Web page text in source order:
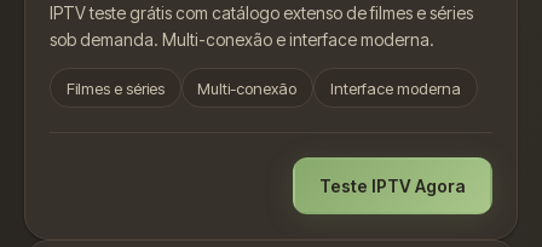
IPTV teste grátis com catálogo extenso de filmes e séries
sob demanda. Multi-conexão e interface moderna.
Filmes e séries Multi-conexão Interface moderna
Teste IPTV Agora